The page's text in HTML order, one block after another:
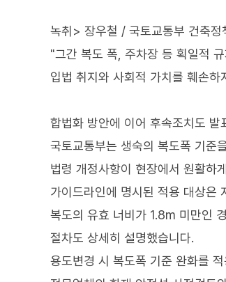
녹취> 장우철 / 국토교통부 건축
"그간 복도 폭, 주차장 등 획일적
입법 취지와 사회적 가치를 훼손
합법화 방안에 이어 후속조치도 발
국토교통부는 생숙의 복도폭 기준
법령 개정사항이 현장에서 원활하
가이드라인에 명시된 적용 대상은
복도의 유효 너비가 1.8m 미만인
절차도 상세히 설명했습니다.
용도변경 시 복도폭 기준 완화를